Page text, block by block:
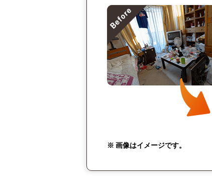
※ 画像はイメージです。